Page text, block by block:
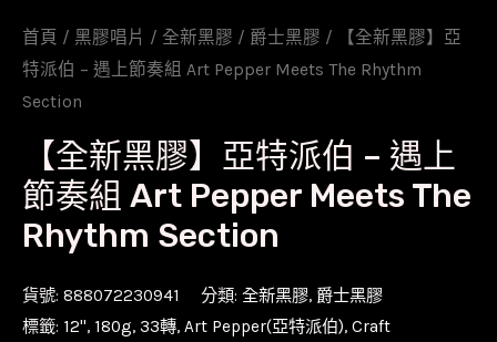
首頁 / 黑膠唱片 / 全新黑膠 / 爵士黑膠 / 【全新黑膠】亞
特派伯 – 遇上節奏組 Art Pepper Meets The Rhythm
Section
【全新黑膠】亞特派伯 – 遇上
節奏組 Art Pepper Meets The
Rhythm Section
貨號: 888072230941 分類: 全新黑膠, 爵士黑膠
標籤: 12'', 180g, 33轉, Art Pepper(亞特派伯), Craft